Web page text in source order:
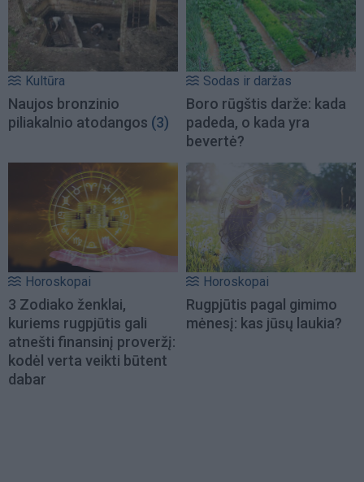
Kultūra
Naujos bronzinio
piliakalnio atodangos (3)
Sodas ir daržas
Boro rūgštis darže: kada
padeda, o kada yra
bevertė?
Horoskopai
3 Zodiako ženklai,
kuriems rugpjūtis gali
atnešti finansinį proveržį:
kodėl verta veikti būtent
dabar
Horoskopai
Rugpjūtis pagal gimimo
mėnesį: kas jūsų laukia?